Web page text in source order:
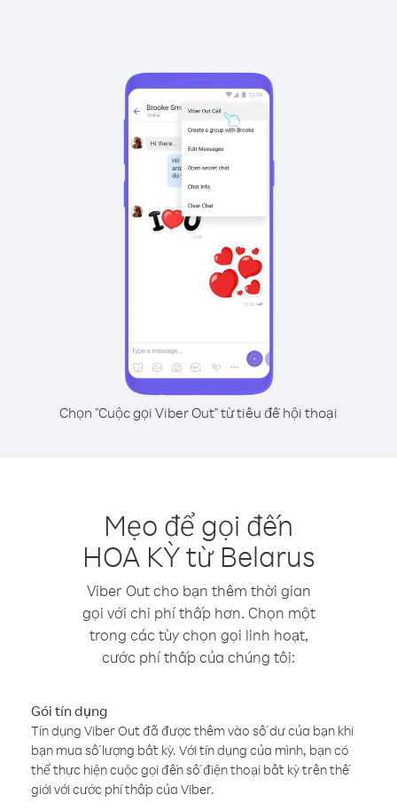
Chọn "Cuộc gọi Viber Out" từ tiêu đề hội thoại
Mẹo để gọi đến
HOA KỲ từ Belarus
Viber Out cho bạn thêm thời gian
gọi với chi phí thấp hơn. Chọn một
trong các tùy chọn gọi linh hoạt,
cước phí thấp của chúng tôi:
Gói tín dụng
Tín dụng Viber Out đã được thêm vào số dư của bạn khi
bạn mua số lượng bất kỳ. Với tín dụng của mình, bạn có
thể thực hiện cuộc gọi đến số điện thoại bất kỳ trên thế
giới với cước phí thấp của Viber.